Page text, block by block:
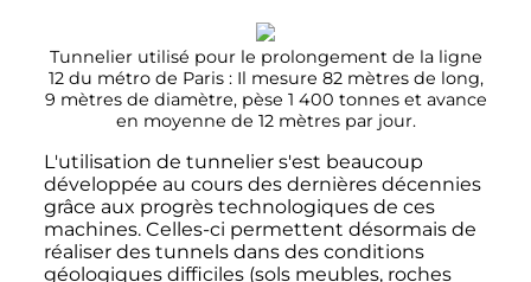
Tunnelier utilisé pour le prolongement de la ligne
12 du métro de Paris : Il mesure 82 mètres de long,
9 mètres de diamètre, pèse 1 400 tonnes et avance
en moyenne de 12 mètres par jour.
L'utilisation de tunnelier s'est beaucoup
développée au cours des dernières décennies
grâce aux progrès technologiques de ces
machines. Celles-ci permettent désormais de
réaliser des tunnels dans des conditions
géologiques difficiles (sols meubles, roches